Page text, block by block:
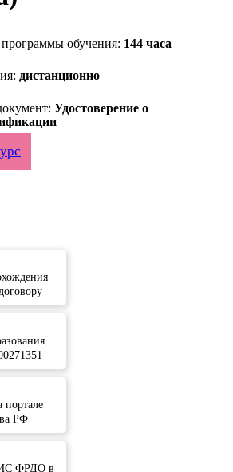
программы обучения: 144 часа
дистанционно
Удостоверение о
портале
РФ
ФРДО в